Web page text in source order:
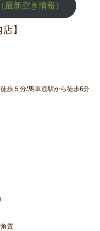
最新空き情報）
】
歩５分/馬車道駅から徒歩6分
質